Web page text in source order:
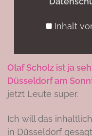
Inhalt
Olaf Scholz ist ja
Düsseldorf am
jetzt Leute super.
Ich will das
in Düsseldorf